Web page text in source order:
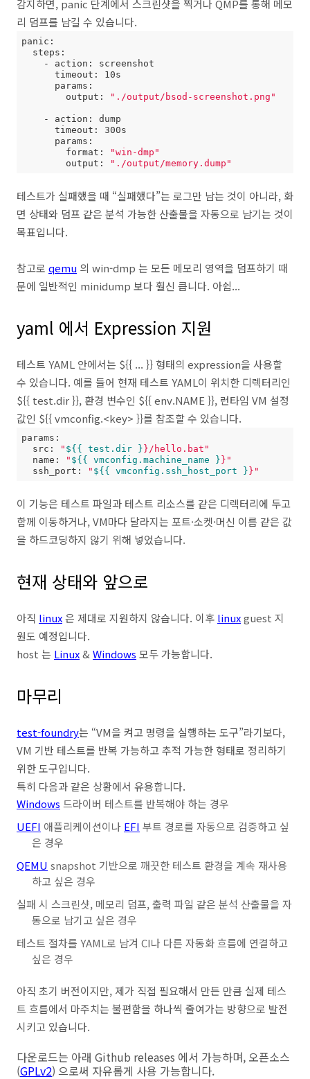
감지하면, panic 단계에서 스크린샷을 찍거나 QMP를 통해 메모
리 덤프를 남길 수 있습니다.
panic:
        output:
"./output/bsod-screenshot.png"
        format:
"win-dmp"
        output:
"./output/memory.dump"
테스트가 실패했을 때 “실패했다”는 로그만 남는 것이 아니라, 화
면 상태와 덤프 같은 분석 가능한 산출물을 자동으로 남기는 것이
목표입니다.
참고로 qemu 의 win-dmp 는 모든 메모리 영역을 덤프하기 때
문에 일반적인 minidump 보다 훨신 큽니다. 아쉽...
yaml 에서 Expression 지원
테스트 YAML 안에서는 ${{ ... }} 형태의 expression을 사용할
수 있습니다. 예를 들어 현재 테스트 YAML이 위치한 디렉터리인
${{ test.dir }}, 환경 변수인 ${{ env.NAME }}, 런타임 VM 설정
값인 ${{ vmconfig.<key> }}를 참조할 수 있습니다.
params:
  src:
" ${{ test.dir }}/hello.bat"
  name:
" ${{ vmconfig.machine_name }}"
  ssh_port:
" ${{ vmconfig.ssh_host_port }}"
이 기능은 테스트 파일과 테스트 리소스를 같은 디렉터리에 두고
함께 이동하거나, VM마다 달라지는 포트·소켓·머신 이름 같은 값
을 하드코딩하지 않기 위해 넣었습니다.
현재 상태와 앞으로
아직 linux은 제대로 지원하지 않습니다. 이후 linuxguest 지
원도 예정입니다.
host 는 Linux& Windows 모두 가능합니다.
마무리
test-foundry는 “VM을 켜고 명령을 실행하는 도구”라기보다,
VM 기반 테스트를 반복 가능하고 추적 가능한 형태로 정리하기
위한 도구입니다.
특히 다음과 같은 상황에서 유용합니다.
Windows 드라이버 테스트를 반복해야 하는 경우
UEFI 애플리케이션이나 EFI 부트 경로를 자동으로 검증하고 싶
은 경우
QEMU snapshot 기반으로 깨끗한 테스트 환경을 계속 재사용
하고 싶은 경우
실패 시 스크린샷, 메모리 덤프, 출력 파일 같은 분석 산출물을 자
동으로 남기고 싶은 경우
테스트 절차를 YAML로 남겨 CI나 다른 자동화 흐름에 연결하고
싶은 경우
아직 초기 버전이지만, 제가 직접 필요해서 만든 만큼 실제 테스
트 흐름에서 마주치는 불편함을 하나씩 줄여가는 방향으로 발전
시키고 있습니다.
다운로드는 아래 Github releases 에서 가능하며, 오픈소스
(GPLv2) 으로써 자유롭게 사용 가능합니다.